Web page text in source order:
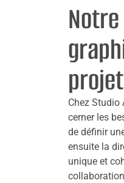
projet
Chez Studio
cerner les
de définir
ensuite la
unique et